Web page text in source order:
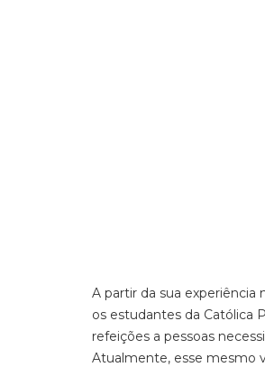
A partir da sua
os estudantes da Católica
refeições a pessoas
Atualmente, esse mesmo